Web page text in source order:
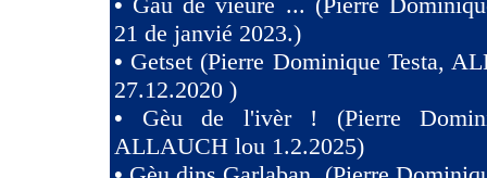
21 de janvié 2023.)
• Getset (Pierre Dominique Testa,
27.12.2020 )
• Gèu de l'ivèr ! (Pierre
ALLAUCH lou 1.2.2025)